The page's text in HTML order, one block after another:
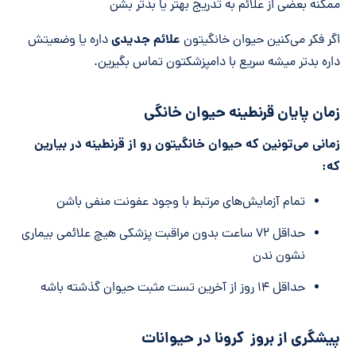
ممکنه بعضی از علائم به تدریج بهتر یا بدتر بشن
اگر فکر می‌کنین حیوان خانگیتون علائم جدیدیداره یا وضعیتش
داره بدتر میشه سریع با دامپزشکتون تماس بگیرین.
زمان پایان قرنطینه حیوان خانگی
زمانی می‌تونین که حیوان خانگیتون رو از قرنطینه در بیارین
که:
تمام آزمایش‌های مرتبط با وجود عفونت منفی باشن
حداقل ۷۲ ساعت بدون مراقبت پزشکی هیچ علائمی بیماری
نشون ندن
حداقل ۱۴ روز از آخرین تست مثبت حیوان گذشته باشه
پیشگری از بروز کرونا در حیوانات